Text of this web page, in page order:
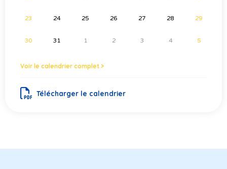
23 24 25 26 27 28 29
30 31 1 2 3 4 5
Voir le calendrier complet >
Télécharger le calendrier